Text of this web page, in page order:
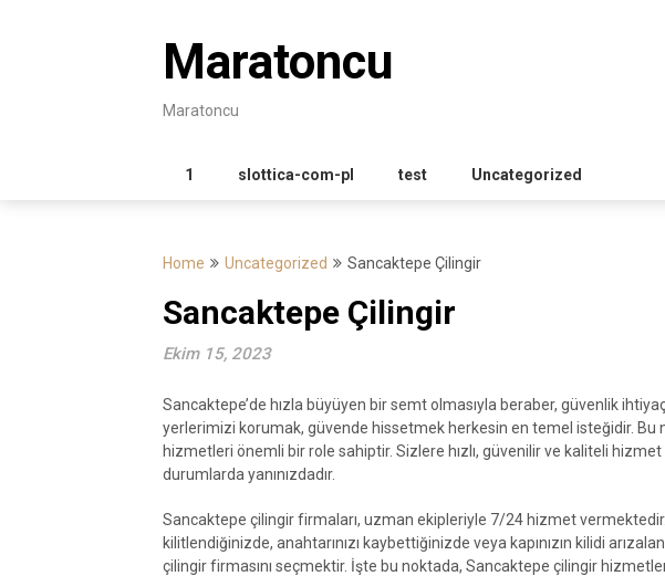
Maratoncu
Maratoncu
1 slottica-com-pl test Uncategorized
Home Uncategorized Sancaktepe Çilingir
Sancaktepe Çilingir
Ekim 15, 2023
Sancaktepe’de hızla büyüyen bir semt olmasıyla beraber, güvenlik
yerlerimizi korumak, güvende hissetmek herkesin en temel isteğidir. Bu
hizmetleri önemli bir role sahiptir. Sizlere hızlı, güvenilir ve kaliteli
durumlarda yanınızdadır.
Sancaktepe çilingir firmaları, uzman ekipleriyle 7/24 hizmet
kilitlendiğinizde, anahtarınızı kaybettiğinizde veya kapınızın kilidi
çilingir firmasını seçmektir. İşte bu noktada, Sancaktepe çilingir